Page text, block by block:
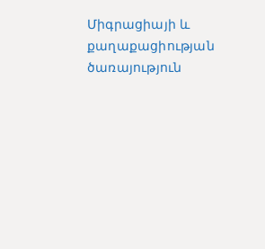
Միգրացիայի և
քաղաքացիության
ծառայություն